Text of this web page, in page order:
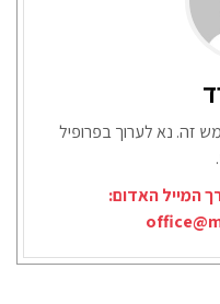
זה. נא לערוך בפרופיל
המייל האדום: